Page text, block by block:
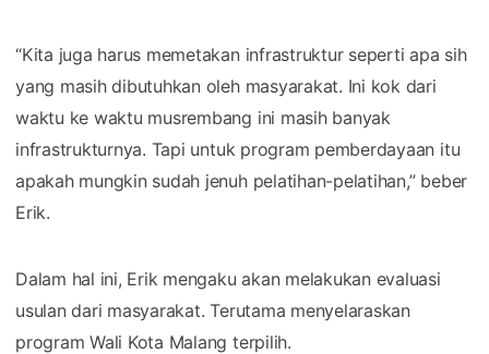
“Kita juga harus memetakan infrastruktur seperti apa sih
yang masih dibutuhkan oleh masyarakat. Ini kok dari
waktu ke waktu musrembang ini masih banyak
infrastrukturnya. Tapi untuk program pemberdayaan itu
apakah mungkin sudah jenuh pelatihan-pelatihan,” beber
Erik.
Dalam hal ini, Erik mengaku akan melakukan evaluasi
usulan dari masyarakat. Terutama menyelaraskan
program Wali Kota Malang terpilih.